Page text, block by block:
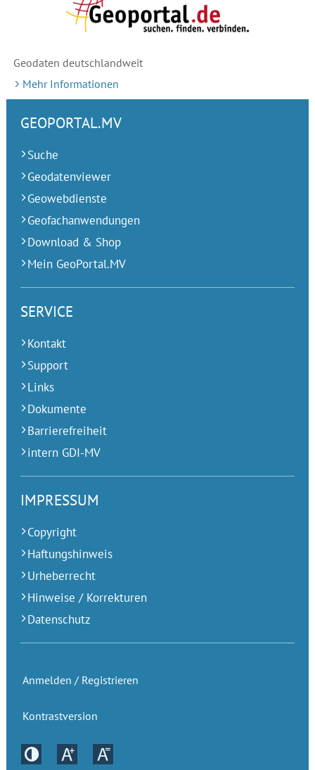
Geodaten deutschlandweit
Mehr Informationen
GEOPORTAL.MV
Suche
Geodatenviewer
Geowebdienste
Geofachanwendungen
Download & Shop
Mein GeoPortal.MV
SERVICE
Kontakt
Support
Links
Dokumente
Barrierefreiheit
intern GDI-MV
IMPRESSUM
Copyright
Haftungshinweis
Urheberrecht
Hinweise / Korrekturen
Datenschutz
Anmelden / Registrieren
Kontrastversion
Kontrastversion